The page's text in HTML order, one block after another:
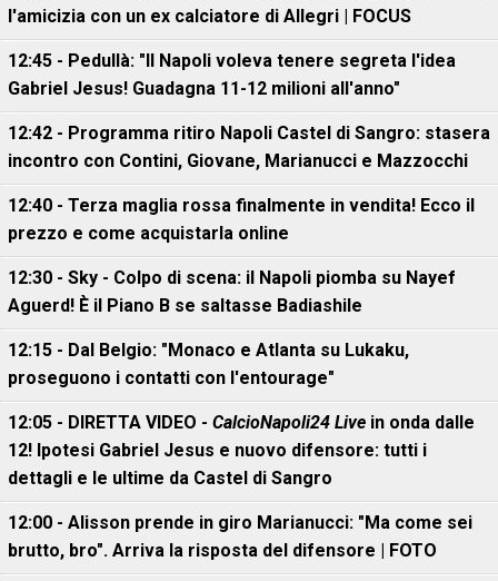
l'amicizia con un ex calciatore di Allegri | FOCUS
12:45 - Pedullà: "Il Napoli voleva tenere segreta l'idea
Gabriel Jesus! Guadagna 11-12 milioni all'anno"
12:42 - Programma ritiro Napoli Castel di Sangro: stasera
incontro con Contini, Giovane, Marianucci e Mazzocchi
12:40 - Terza maglia rossa finalmente in vendita! Ecco il
prezzo e come acquistarla online
12:30 - Sky - Colpo di scena: il Napoli piomba su Nayef
Aguerd! È il Piano B se saltasse Badiashile
12:15 - Dal Belgio: "Monaco e Atlanta su Lukaku,
proseguono i contatti con l'entourage"
12:05 - DIRETTA VIDEO - CalcioNapoli24 Live in onda dalle
12! Ipotesi Gabriel Jesus e nuovo difensore: tutti i
dettagli e le ultime da Castel di Sangro
12:00 - Alisson prende in giro Marianucci: "Ma come sei
brutto, bro". Arriva la risposta del difensore | FOTO